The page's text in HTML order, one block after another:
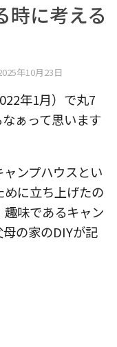
時に考える
年10月23日
年1月）で丸7
ぁって思います
ンプハウスとい
に立ち上げたの
味であるキャン
の家のDIYが記